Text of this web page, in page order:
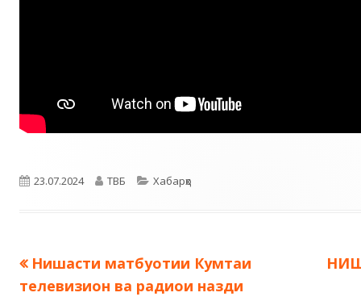
Опубликовано
23.07.2024 Автор
ТВБ Рубрики
Хабарҳо
Навигация
Предыдущая
запись:
Нишасти матбуотии Кумтаи
телевизион ва радиои назди